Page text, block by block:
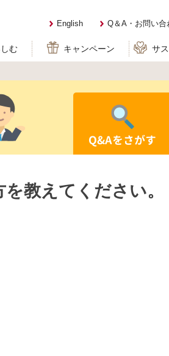
English Q＆A・お問い合
む キャンペーン サ
Q&Aをさがす
教えてください。